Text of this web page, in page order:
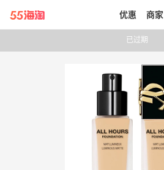
带你去官网买正品
优惠 商家
已过期